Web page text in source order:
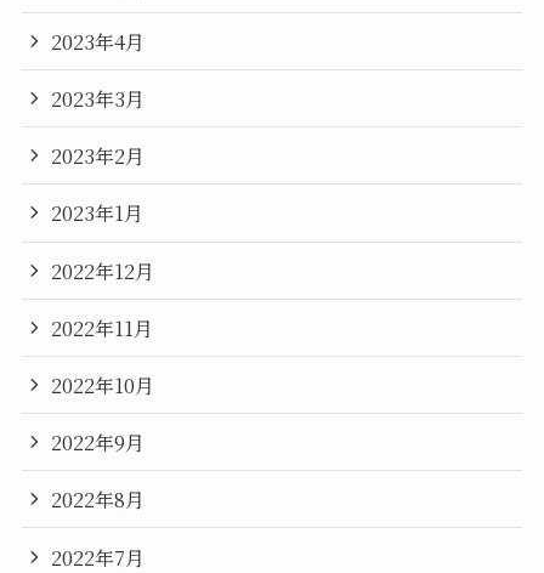
2023年4月
2023年3月
2023年2月
2023年1月
2022年12月
2022年11月
2022年10月
2022年9月
2022年8月
2022年7月